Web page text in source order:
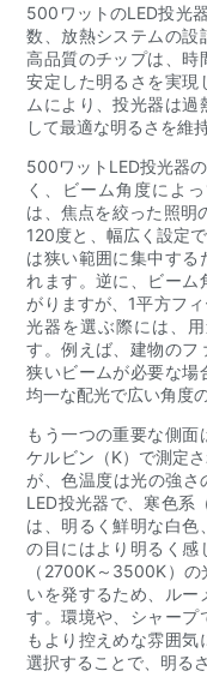
500ワットのLED投光
数、放熱システムの設
高品質のチップは、時
安定した明るさを実現
ムにより、投光器は
して最適な明るさを維
500ワットLED投光器
く、ビーム角度によ
は、焦点を絞った照明
120度と、幅広く設定
は狭い範囲に集中する
れます。逆に、ビーム
がりますが、1平方フ
光器を選ぶ際には、
す。例えば、建物のフ
狭いビームが必要な場
均一な配光で広い角度
もう一つの重要な側面
ケルビン（K）で測定
が、色温度は光の強
LED投光器で、寒色
は、明るく鮮明な白色
の目にはより明るく感
（2700K～3500K）
いを発するため、ルー
す。環境や、シャープ
もより控えめな雰囲
選択することで、明る